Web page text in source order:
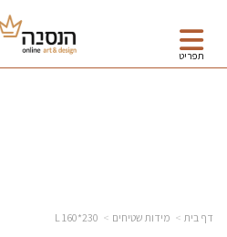
תפריט
דף בית מידות שטיחים 230*160 L